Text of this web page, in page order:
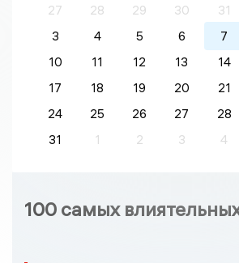
27
28 29 30 31
3
4 5 6 7
10
11 12 13 14
17
18 19 20 21
24
25 26 27 28
31
1 2 3 4
100 самых